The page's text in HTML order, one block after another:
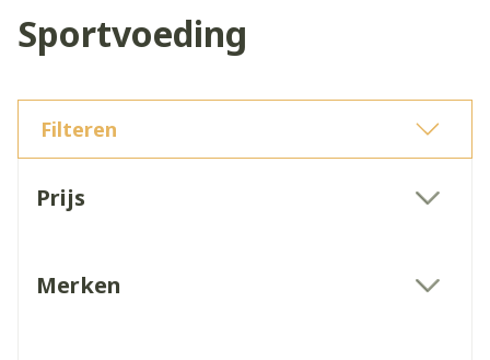
Sportvoeding
Filteren
Prijs
Merken